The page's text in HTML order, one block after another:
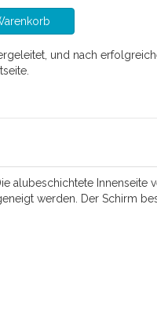
alubeschichtete Innenseite
werden. Der Schirm